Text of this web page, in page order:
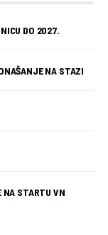
DO 2027.
NA STAZI
STARTU VN